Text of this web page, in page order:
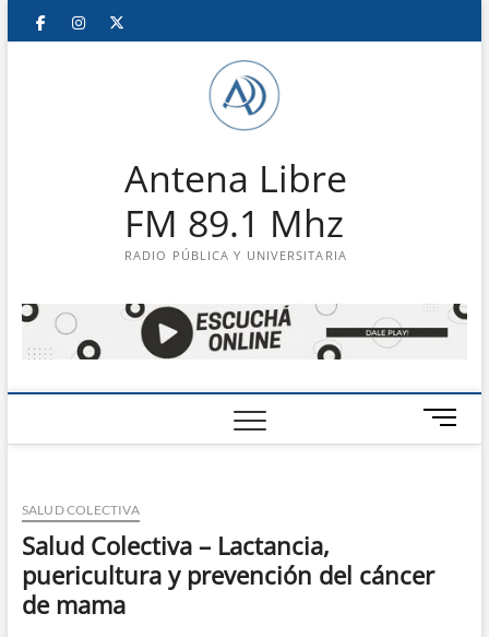
Saltar
FacebookInstagram
Antena Libre
FM 89.1 Mhz
RADIO PÚBLICA Y UNIVERSITARIA
B
o
SALUD COLECTIVA
Salud Colectiva – Lactancia,
puericultura y prevención del cáncer
de mama